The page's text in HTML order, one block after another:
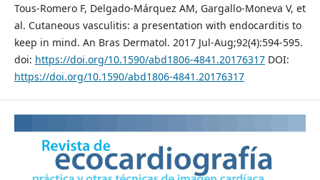
Tous-Romero F, Delgado-Márquez AM, Gargallo-Moneva V, et
al. Cutaneous vasculitis: a presentation with endocarditis to
keep in mind. An Bras Dermatol. 2017 Jul-Aug;92(4):594-595.
doi: https://doi.org/10.1590/abd1806-4841.20176317DOI:
https://doi.org/10.1590/abd1806-4841.20176317